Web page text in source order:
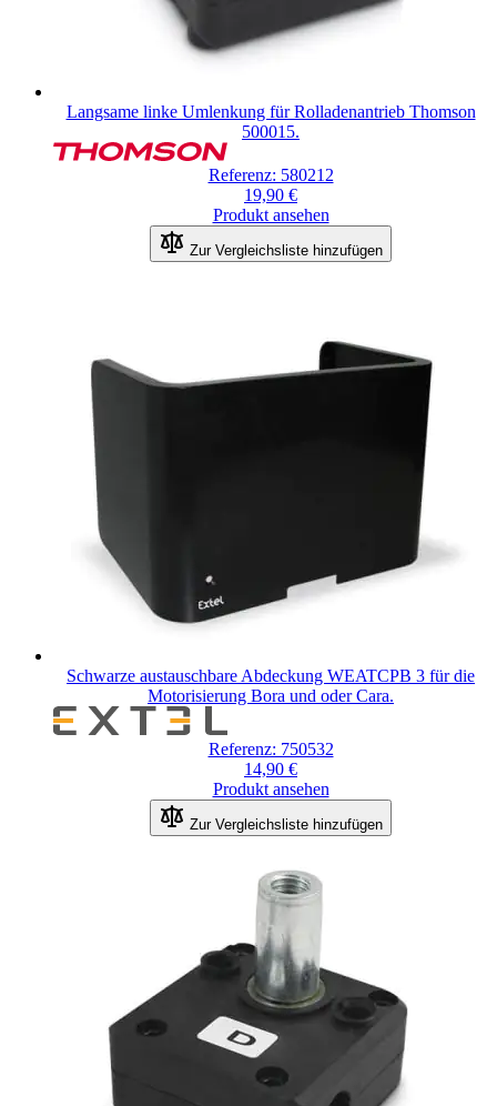
Langsame linke Umlenkung für Rolladenantrieb Thomson
500015.
Referenz: 580212
19,90 €
Produkt ansehen
Zur Vergleichsliste hinzufügen
Schwarze austauschbare Abdeckung WEATCPB 3 für die
Motorisierung Bora und oder Cara.
Referenz: 750532
14,90 €
Produkt ansehen
Zur Vergleichsliste hinzufügen